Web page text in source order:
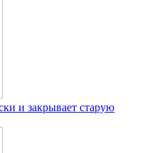
и закрывает старую